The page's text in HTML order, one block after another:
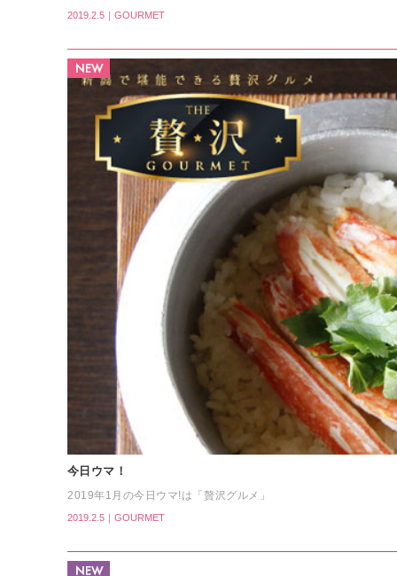
2019.2.5｜GOURMET
今日ウマ！
2019年1月の今日ウマ!は「贅沢グルメ」
2019.2.5｜GOURMET